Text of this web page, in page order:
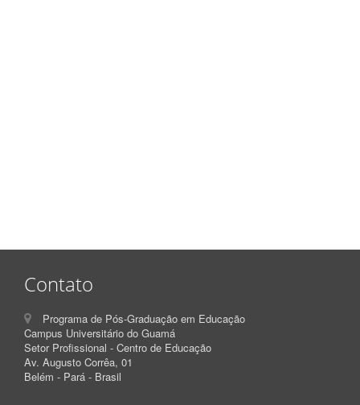
Contato
Programa de Pós-Graduação em Educação
Campus Universitário do Guamá
Setor Profissional - Centro de Educação
Av. Augusto Corrêa, 01
Belém - Pará - Brasil